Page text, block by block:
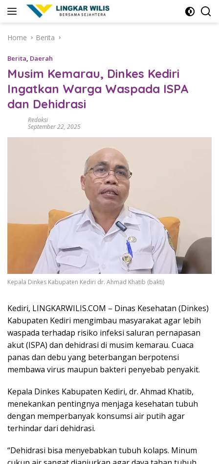
Home
Berita
Berita, Daerah
Musim Kemarau, Dinkes Kediri
Ingatkan Warga Waspada ISPA
dan Dehidrasi
Redaksi
September 22, 2025
Kepala Dinkes Kabupaten Kediri dr. Ahmad Khatib (bakti)
Kediri, LINGKARWILIS.COM – Dinas Kesehatan (Dinkes)
Kabupaten Kediri mengimbau masyarakat agar lebih
waspada terhadap risiko infeksi saluran pernapasan
akut (ISPA) dan dehidrasi di musim kemarau. Cuaca
panas dan debu yang beterbangan berpotensi
membawa virus maupun bakteri penyebab penyakit.
Kepala Dinkes Kabupaten Kediri, dr. Ahmad Khatib,
menekankan pentingnya menjaga kesehatan tubuh
dengan memperbanyak konsumsi air putih agar
terhindar dari dehidrasi.
“Dehidrasi bisa menyebabkan tubuh kolaps. Minum